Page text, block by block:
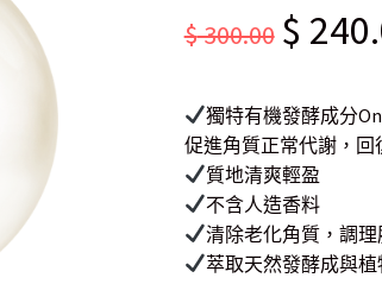
$300.00 Original
was:
$ 300.00.
$
獨特有機發酵成分
促進角質正常代謝，回
質地清爽輕盈
不含人造香料
清除老化角質，調
萃取天然發酵成與